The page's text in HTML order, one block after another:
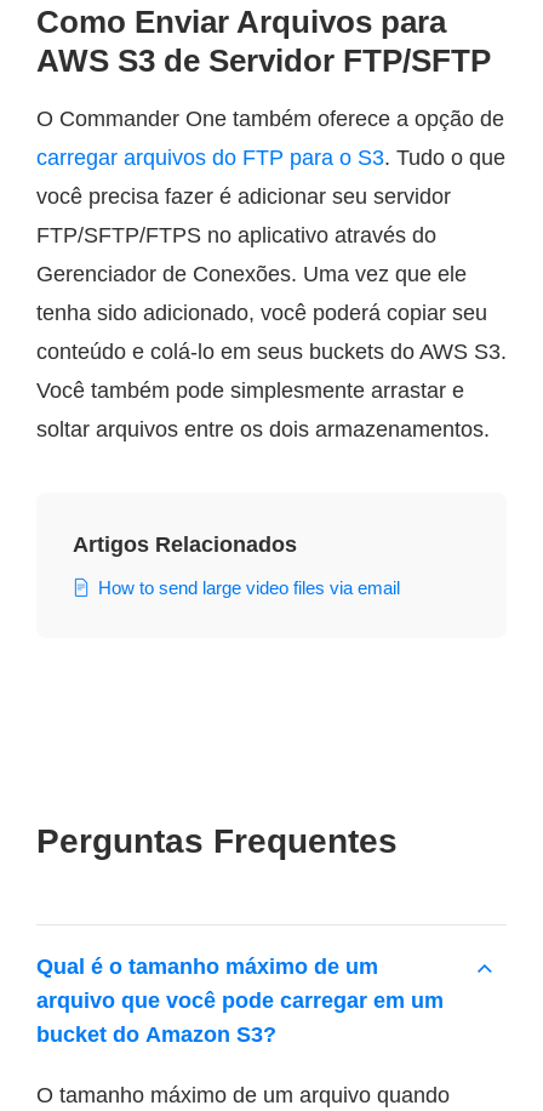
Como Enviar Arquivos para
AWS S3 de Servidor FTP/SFTP
O Commander One também oferece a opção de
carregar arquivos do FTP para o S3. Tudo o que
você precisa fazer é adicionar seu servidor
FTP/SFTP/FTPS no aplicativo através do
Gerenciador de Conexões. Uma vez que ele
tenha sido adicionado, você poderá copiar seu
conteúdo e colá-lo em seus buckets do AWS S3.
Você também pode simplesmente arrastar e
soltar arquivos entre os dois armazenamentos.
Artigos Relacionados
How to send large video files via email
Perguntas Frequentes
Qual é o tamanho máximo de um
arquivo que você pode carregar em um
bucket do Amazon S3?
O tamanho máximo de um arquivo quando